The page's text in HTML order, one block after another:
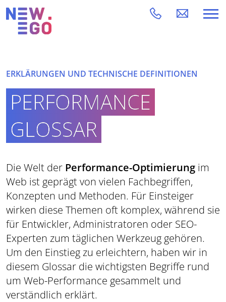
ERKLÄRUNGEN UND TECHNISCHE DEFINITIONEN
PERFORMANCE
GLOSSAR
Die Welt der Performance-Optimierung im
Web ist geprägt von vielen Fachbegriffen,
Konzepten und Methoden. Für Einsteiger
wirken diese Themen oft komplex, während sie
für Entwickler, Administratoren oder SEO-
Experten zum täglichen Werkzeug gehören.
Um den Einstieg zu erleichtern, haben wir in
diesem Glossar die wichtigsten Begriffe rund
um Web-Performance gesammelt und
verständlich erklärt.